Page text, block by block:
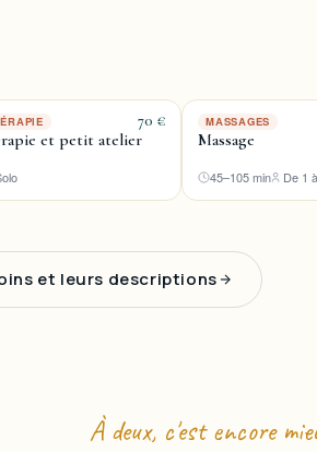
70 €
et petit atelier
MASSAGES
Massage
45–105 min De 1
et leurs descriptions
À deux, c'est encore